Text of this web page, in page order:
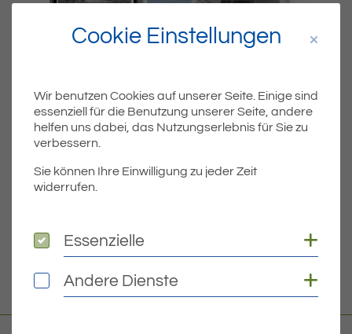
Dateiname MIBLA-38-2021.PDF
Dateigröße
DOWNLOAD
Cookie Einstellungen
Wir benutzen Cookies auf unserer Seite. Einige sind
essenziell für die Benutzung unserer Seite, andere
helfen uns dabei, das Nutzungserlebnis für Sie zu
verbessern.
Sie können Ihre Einwilligung zu jeder Zeit
widerrufen.
Essenzielle
Essenzielle
Andere Dienste
Andere Dienste